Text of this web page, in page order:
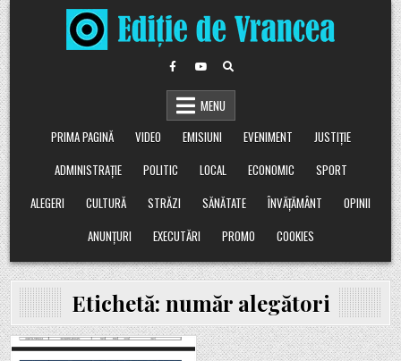
Skip
to
content
MENU
PRIMA PAGINĂ
VIDEO EMISIUNI EVENIMENT
JUSTIȚIE
ADMINISTRAȚIE
POLITIC LOCAL ECONOMIC
SPORT
ALEGERI
CULTURĂ STRĂZI SĂNĂTATE ÎNVĂȚĂMÂNT
OPINII
ANUNȚURI
EXECUTĂRI PROMO COOKIES
Etichetă: număr alegători